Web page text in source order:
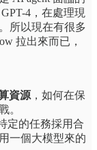
4，在處理現
所以現在有很多
拉出來而已，
資源 ，如何在保
。
定的任務採用合
一個大模型來的